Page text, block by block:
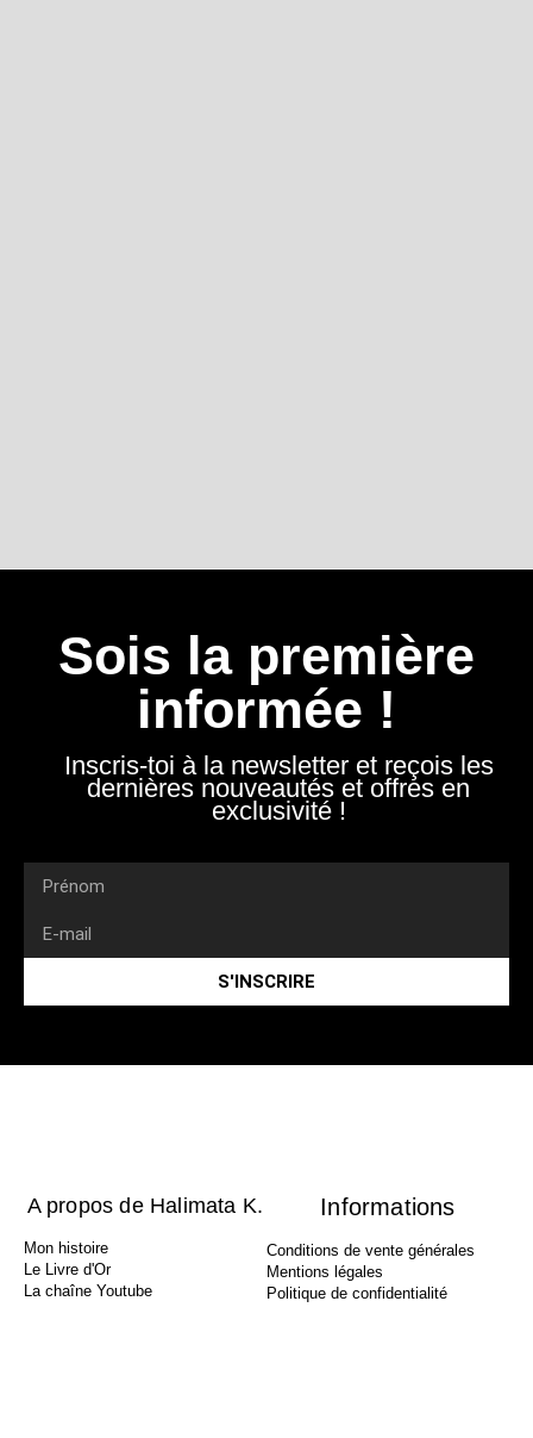
Sois la première
informée !
Inscris-toi à la newsletter et reçois les
dernières nouveautés et offres en
exclusivité !
S'INSCRIRE
A propos de Halimata K.
Mon histoire
Le Livre d'Or
La chaîne Youtube
Informations
Conditions de vente générales
Mentions légales
Politique de confidentialité